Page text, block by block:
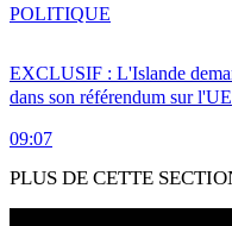
EXCLUSIF : L'Islande
dans son référendum sur l'UE
09:07
POLITIQUE
PLUS DE CETTE